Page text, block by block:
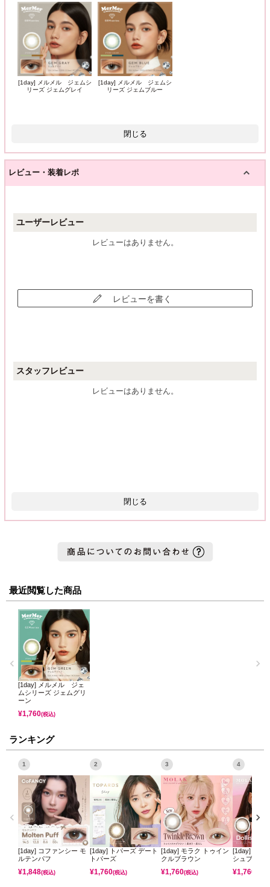
[1day] メルメル ジェムシ
リーズ ジェムグレイ
[1day] メルメル ジェムシ
リーズ ジェムブルー
閉じる
レビュー・装着レポ
ユーザーレビュー
レビューはありません。
レビューを書く
スタッフレビュー
レビューはありません。
閉じる
最近閲覧した商品
[1day] メルメル ジェ
ムシリーズ ジェムグリ
ーン
¥1,760(税込)
ランキング
1
[1day] コファンシー モ
ルテンパフ
¥1,848(税込)
2
[1day] トパーズ デート
トパーズ
¥1,760(税込)
3
[1day] モラク トゥイン
クルブラウン
¥1,760(税込)
4
[1day] モラ
シュブラウ
¥1,760